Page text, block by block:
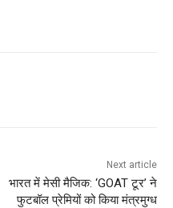
Next article
भारत में मेसी मैजिक: ‘GOAT टूर’ ने
फुटबॉल प्रेमियों को किया मंत्रमुग्ध